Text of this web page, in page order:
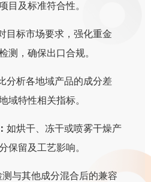
目及标准符合性。
目标市场要求，强化重金
测，确保出口合规。
分析各地域产品的成分差
域特性相关指标。
如烘干、冻干或喷雾干燥产
保留及工艺影响。
测与其他成分混合后的兼容